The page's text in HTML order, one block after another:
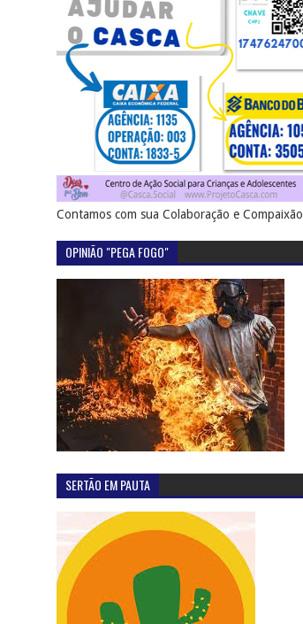
Contamos com sua Colaboração e Compaixão
OPINIÃO "PEGA FOGO"
SERTÃO EM PAUTA